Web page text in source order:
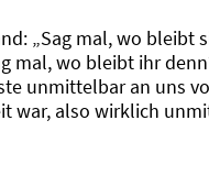
„Sag mal, wo bleibt
mal, wo bleibt ihr
unmittelbar an uns
war, also wirklich